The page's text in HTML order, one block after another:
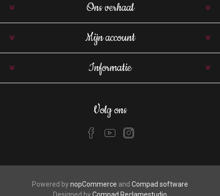
Ons verhaal
Mijn account
Informatie
Volg ons
Powered bynopCommerce and Compad software